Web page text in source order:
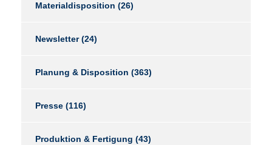
Materialdisposition (26)
Newsletter(24)
Planung & Disposition (363)
Presse (116)
Produktion & Fertigung (43)